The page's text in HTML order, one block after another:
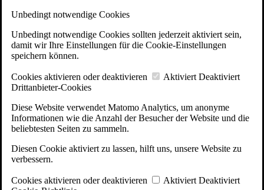
Unbedingt notwendige Cookies
Unbedingt notwendige Cookies sollten jederzeit aktiviert sein,
damit wir Ihre Einstellungen für die Cookie-Einstellungen
speichern können.
Cookies aktivieren oder deaktivieren Aktiviert Deaktiviert
Drittanbieter-Cookies
Diese Website verwendet Matomo Analytics, um anonyme
Informationen wie die Anzahl der Besucher der Website und die
beliebtesten Seiten zu sammeln.
Diesen Cookie aktiviert zu lassen, hilft uns, unsere Website zu
verbessern.
Cookies aktivieren oder deaktivieren Aktiviert Deaktiviert